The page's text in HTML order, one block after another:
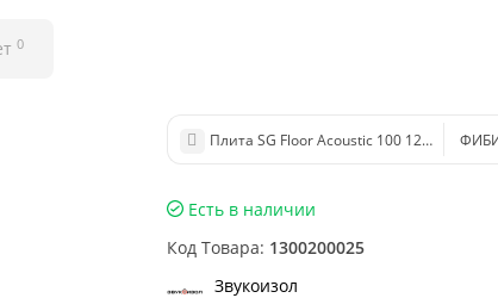
0
Плита SG Floor Acoustic 100
Есть в наличии
Код Товара: 1300200025
Звукоизол